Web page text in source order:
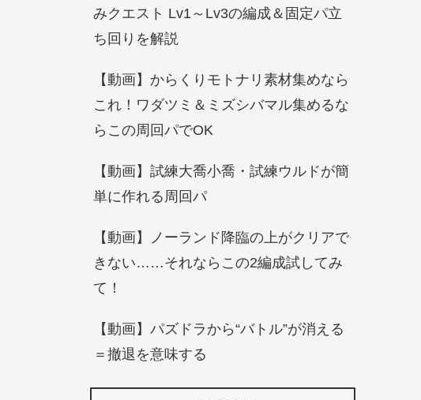
みクエスト Lv1～Lv3の編成＆固定パ立
ち回りを解説
【動画】からくりモトナリ素材集めなら
これ！ワダツミ＆ミズシバマル集めるな
らこの周回パでOK
【動画】試練大喬小喬・試練ウルドが簡
単に作れる周回パ
【動画】ノーランド降臨の上がクリアで
きない……それならこの2編成試してみ
て！
【動画】パズドラから“バトル”が消える
＝撤退を意味する